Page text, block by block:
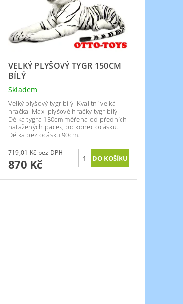
VELKÝ PLYŠOVÝ TYGR 150CM
BÍLÝ
Skladem
Velký plyšový tygr bílý. Kvalitní velká
hračka. Maxi plyšové hračky tygr bílý.
Délka tygra 150cm měřena od předních
natažených pacek, po konec ocásku.
Délka bez ocásku 90cm.
719,01 Kč bez DPH
870 Kč